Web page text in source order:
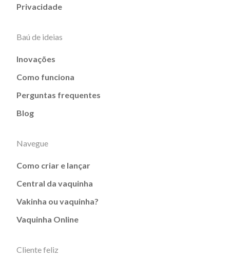
Privacidade
Baú de ideias
Inovações
Como funciona
Perguntas frequentes
Blog
Navegue
Como criar e lançar
Central da vaquinha
Vakinha ou vaquinha?
Vaquinha Online
Cliente feliz